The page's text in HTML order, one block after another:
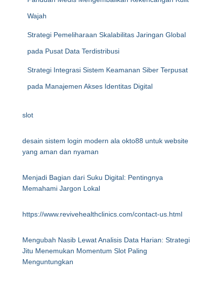
Wajah
Strategi Pemeliharaan Skalabilitas Jaringan Global
pada Pusat Data Terdistribusi
Strategi Integrasi Sistem Keamanan Siber Terpusat
pada Manajemen Akses Identitas Digital
slot
desain sistem login modern ala okto88 untuk website
yang aman dan nyaman
Menjadi Bagian dari Suku Digital: Pentingnya
Memahami Jargon Lokal
https://www.revivehealthclinics.com/contact-us.html
Mengubah Nasib Lewat Analisis Data Harian: Strategi
Jitu Menemukan Momentum Slot Paling
Menguntungkan